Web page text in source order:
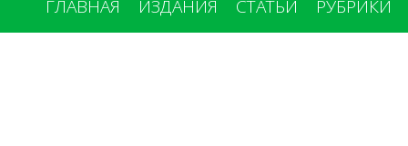
ГЛАВНАЯ ИЗДАНИЯ СТАТЬИ РУБРИКИ